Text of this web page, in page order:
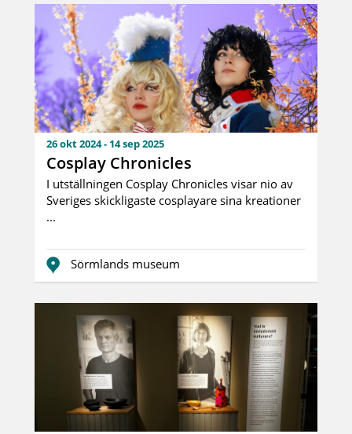
26 okt 2024 - 14 sep 2025
Cosplay Chronicles
I utställningen Cosplay Chronicles visar nio av
Sveriges skickligaste cosplayare sina kreationer
...
Sörmlands museum